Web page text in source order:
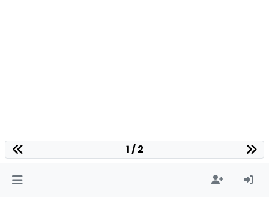
1 / 2